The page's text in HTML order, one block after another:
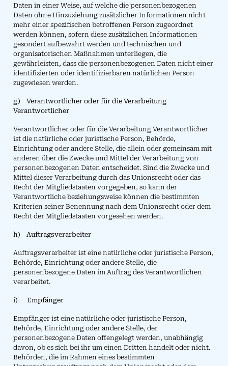
Daten in einer Weise, auf welche die personenbezogenen
Daten ohne Hinzuziehung zusätzlicher Informationen nicht
mehr einer spezifischen betroffenen Person zugeordnet
werden können, sofern diese zusätzlichen Informationen
gesondert aufbewahrt werden und technischen und
organisatorischen Maßnahmen unterliegen, die
gewährleisten, dass die personenbezogenen Daten nicht einer
identifizierten oder identifizierbaren natürlichen Person
zugewiesen werden.
g) Verantwortlicher oder für die Verarbeitung
Verantwortlicher
Verantwortlicher oder für die Verarbeitung Verantwortlicher
ist die natürliche oder juristische Person, Behörde,
Einrichtung oder andere Stelle, die allein oder gemeinsam mit
anderen über die Zwecke und Mittel der Verarbeitung von
personenbezogenen Daten entscheidet. Sind die Zwecke und
Mittel dieser Verarbeitung durch das Unionsrecht oder das
Recht der Mitgliedstaaten vorgegeben, so kann der
Verantwortliche beziehungsweise können die bestimmten
Kriterien seiner Benennung nach dem Unionsrecht oder dem
Recht der Mitgliedstaaten vorgesehen werden.
h) Auftragsverarbeiter
Auftragsverarbeiter ist eine natürliche oder juristische Person,
Behörde, Einrichtung oder andere Stelle, die
personenbezogene Daten im Auftrag des Verantwortlichen
verarbeitet.
i) Empfänger
Empfänger ist eine natürliche oder juristische Person,
Behörde, Einrichtung oder andere Stelle, der
personenbezogene Daten offengelegt werden, unabhängig
davon, ob es sich bei ihr um einen Dritten handelt oder nicht.
Behörden, die im Rahmen eines bestimmten